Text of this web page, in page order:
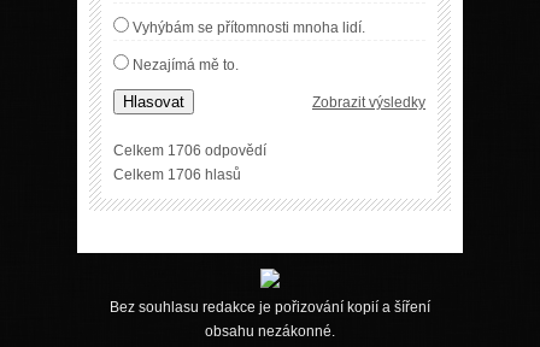
Vyhýbám se přítomnosti mnoha lidí.
Nezajímá mě to.
Hlasovat Zobrazit výsledky
Celkem 1706 odpovědí
Celkem 1706 hlasů
Bez souhlasu redakce je pořizování kopií a šíření
obsahu nezákonné.